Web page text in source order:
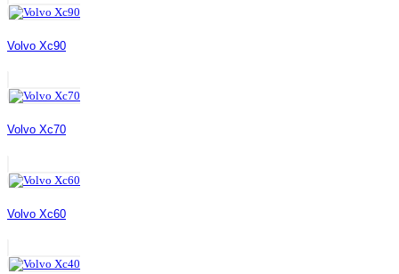
Volvo Xc90
Volvo Xc70
Volvo Xc60